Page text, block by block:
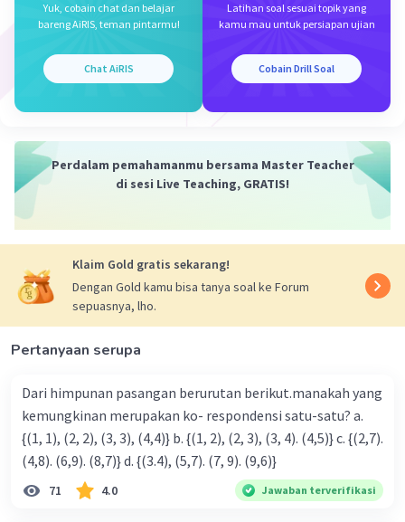
Yuk, cobain chat dan belajar
bareng AiRIS, teman pintarmu!
Chat AiRIS
Latihan soal sesuai topik yang
kamu mau untuk persiapan ujian
Cobain Drill Soal
Perdalam pemahamanmu bersama Master Teacher
di sesi Live Teaching, GRATIS!
Klaim Gold gratis sekarang!
Dengan Gold kamu bisa tanya soal ke Forum
sepuasnya, lho.
Pertanyaan serupa
Dari himpunan pasangan berurutan berikut.manakah yang
kemungkinan merupakan ko- respondensi satu-satu? a.
{(1, 1), (2, 2), (3, 3), (4,4)} b. {(1, 2), (2, 3), (3, 4). (4,5)} c. {(2,7).
(4,8). (6,9). (8,7)} d. {(3.4), (5,7). (7, 9). (9,6)}
71 4.0 Jawaban terverifikasi